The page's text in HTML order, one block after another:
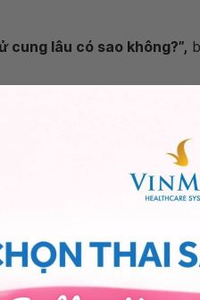
cung lâu có sao không?”,
được thụ tinh và làm tổ
bên trong. Mặc dù phôi
là hCG. Vì vậy khi xét
tính. Người phụ nữ cũng
nhân thường gặp nhất
Chờ đợi
sảy thai tự nhiên
nhược điểm riêng. Chờ đợi